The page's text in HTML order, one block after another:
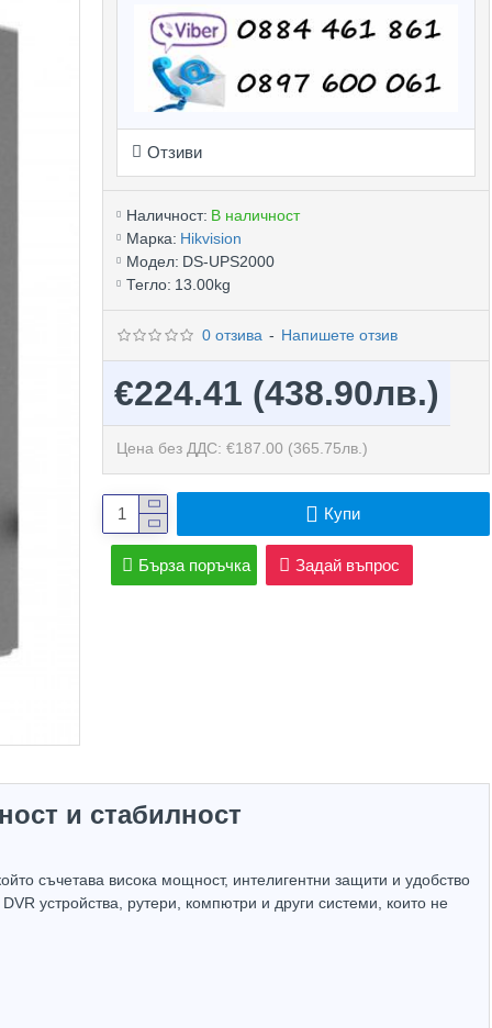
Отзиви
Наличност: В наличност
Марка: Hikvision
Модел: DS-UPS2000
Тегло: 13.00kg
0 отзива - Напишете отзив
€224.41 (438.90лв.)
Цена без ДДС: €187.00 (365.75лв.)
Купи
Бърза поръчка Задай въпрос
и стабилност
съчетава висока мощност, интелигентни защити и удобство
устройства, рутери, компютри и други системи, които не